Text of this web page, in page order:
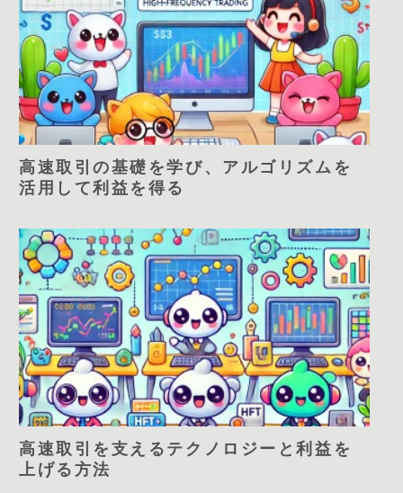
高速取引の基礎を学び、アルゴリズムを
活用して利益を得る
高速取引を支えるテクノロジーと利益を
上げる方法